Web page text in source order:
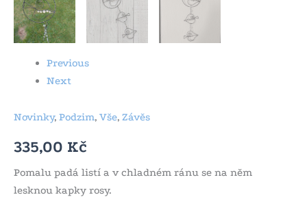
Previous
Next
Novinky, Podzim, Vše, Závěs
335,00 Kč
Pomalu padá listí a v chladném ránu se na něm
lesknou kapky rosy.